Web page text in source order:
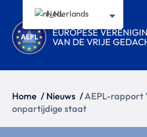
EUROPESE
VAN DE VRIJE
Home / Nieuws /AEPL-rapport
onpartijdige staat
Nederlands